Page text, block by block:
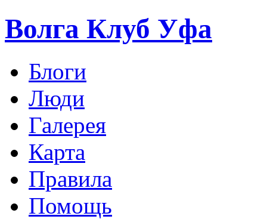
Волга Клуб Уфа
Блоги
Люди
Галерея
Карта
Правила
Помощь